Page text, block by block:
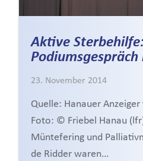
Aktive
Podiumsgespräch
23. November 2014
Quelle: Hanauer
Foto: © Friebel Hanau
Müntefering und
de Ridder waren…